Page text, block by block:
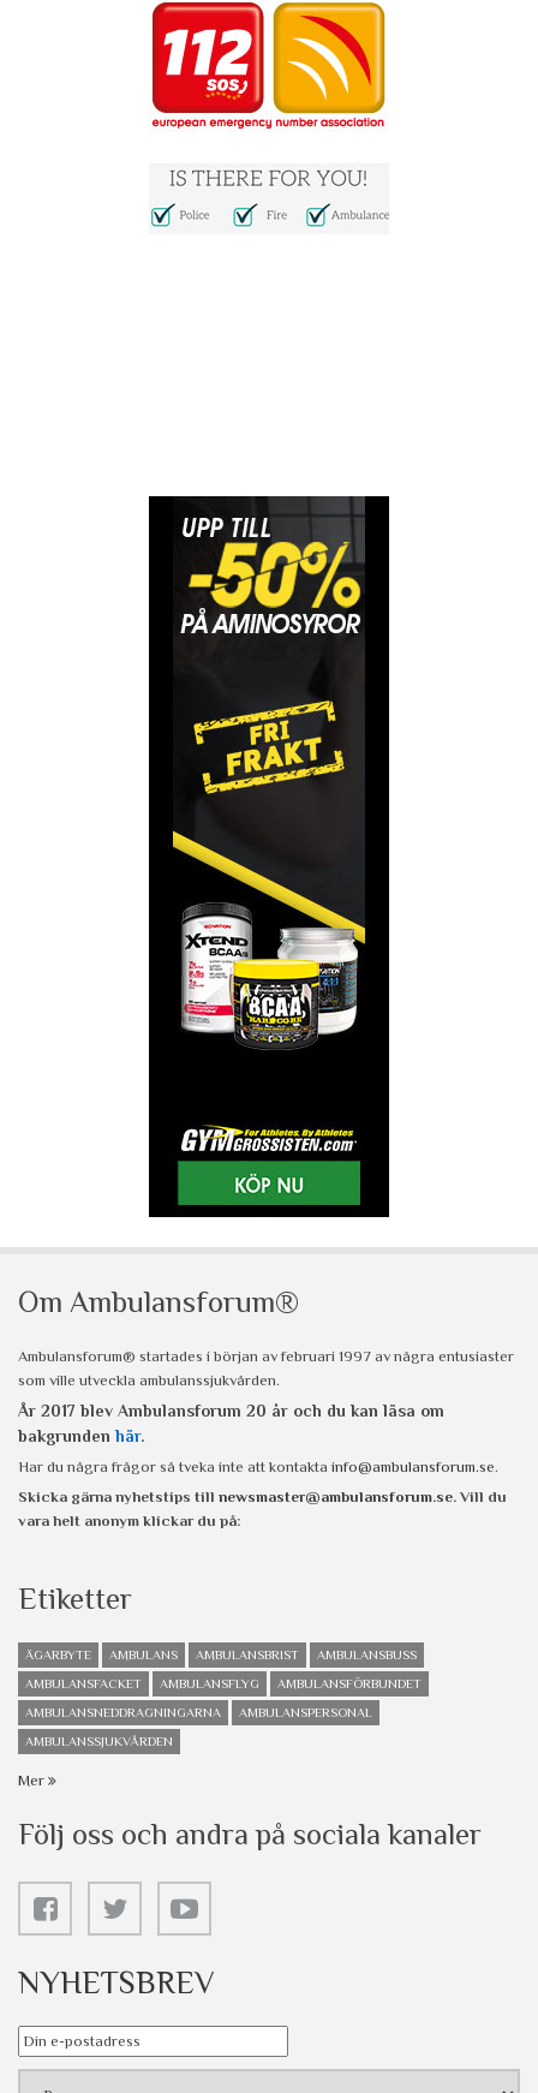
Om Ambulansforum®
Ambulansforum® startades i början av februari 1997 av några entusiaster
som ville utveckla ambulanssjukvården.
År 2017 blev Ambulansforum 20 år och du kan läsa om
bakgrunden här.
Har du några frågor så tveka inte att kontakta info@ambulansforum.se.
Skicka gärna nyhetstips till newsmaster@ambulansforum.se. Vill du
vara helt anonym klickar du på:
Etiketter
ÄGARBYTE AMBULANS AMBULANSBRIST
AMBULANSBUSS
AMBULANSFACKET
AMBULANSFLYG
AMBULANSFÖRBUNDET
AMBULANSNEDDRAGNINGARNA
AMBULANSPERSONAL
AMBULANSSJUKVÅRDEN
Mer
Följ oss och andra på sociala kanaler
NYHETSBREV